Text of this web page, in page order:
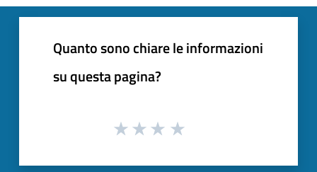
Quanto sono chiare le informazioni
su questa pagina?